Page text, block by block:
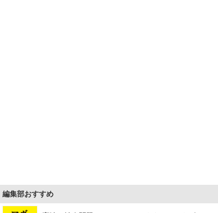
編集部おすすめ